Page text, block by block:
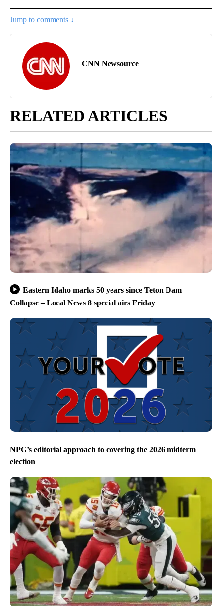
Jump to comments ↓
CNN Newsource
RELATED ARTICLES
Eastern Idaho marks 50 years since Teton Dam
Collapse – Local News 8 special airs Friday
NPG’s editorial approach to covering the 2026 midterm
election